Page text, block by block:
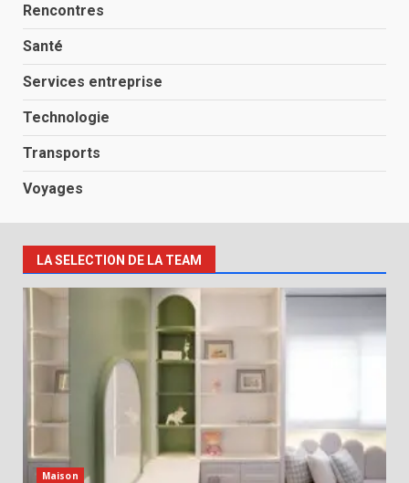
Rencontres
Santé
Services entreprise
Technologie
Transports
Voyages
LA SELECTION DE LA TEAM
Maison